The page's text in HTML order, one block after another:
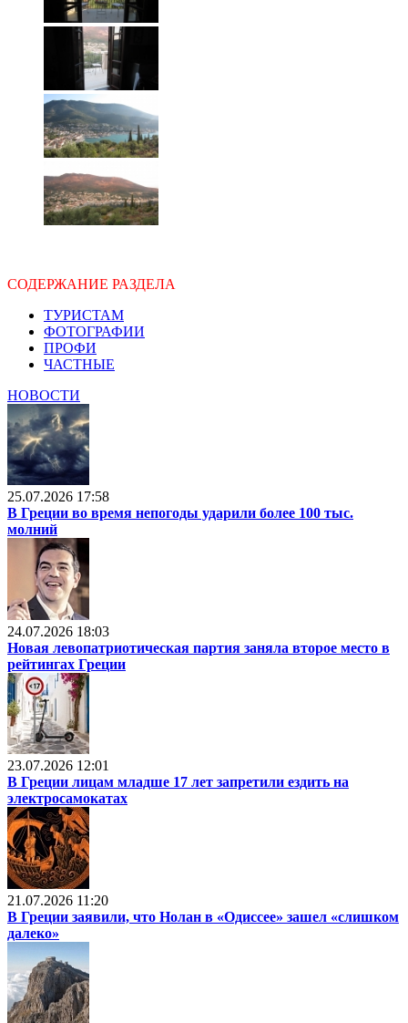
СОДЕРЖАНИЕ РАЗДЕЛА
ТУРИСТАМ
ФОТОГРАФИИ
ПРОФИ
ЧАСТНЫЕ
НОВОСТИ
25.07.2026 17:58
В Греции во время непогоды ударили более 100 тыс.
молний
24.07.2026 18:03
Новая левопатриотическая партия заняла второе место в
рейтингах Греции
23.07.2026 12:01
В Греции лицам младше 17 лет запретили ездить на
электросамокатах
21.07.2026 11:20
В Греции заявили, что Нолан в «Одиссее» зашел «слишком
далеко»